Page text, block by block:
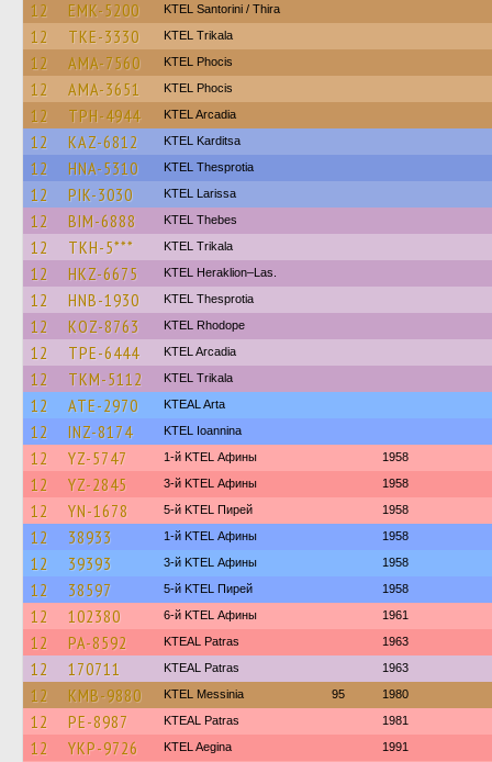
12 EMK-5200 KTEL Santorini / Thira
12 TKE-3330 ΚΤΕL Τrikala
12 AMA-7560 ΚΤΕL Phocis
12 AMA-3651 ΚΤΕL Phocis
12 TPH-4944 KTEL Arcadia
12 KAZ-6812 ΚΤΕL Karditsa
12 HNA-5310 KTEL Thesprotia
12 PIK-3030 KTEL Larissa
12 BIM-6888 KTEL Thebes
12 TKH-5*** ΚΤΕL Τrikala
12 HKZ-6675 KTEL Heraklion–Las.
12 HNB-1930 KTEL Thesprotia
12 KOZ-8763 KTEL Rhodope
12 TPE-6444 KTEL Arcadia
12 TKM-5112 ΚΤΕL Τrikala
12 ATE-2970 KTEAL Arta
12 INZ-8174 KTEL Ioannina
12 YZ-5747 1-й KTEL Афины 1958
12 YZ-2845 3-й KTEL Афины 1958
12 YN-1678 5-й KTEL Пирей 1958
12 38933 1-й KTEL Афины 1958
12 39393 3-й KTEL Афины 1958
12 38597 5-й KTEL Пирей 1958
12 102380 6-й KTEL Афины 1961
12 PA-8592 KTEAL Patras 1963
12 170711 KTEAL Patras 1963
12 KMB-9880 KTEL Messinia 95 1980
12 PE-8987 KTEAL Patras 1981
12 YKP-9726 KTEL Aegina 1991